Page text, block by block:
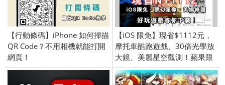
【行動條碼】iPhone 如何掃描
QR Code？不用相機就能打開
網頁！
【iOS 限免】現省$1112元，
摩托車酷跑遊戲、30倍光學放
大鏡、美麗星空觀測！蘋果限
時免費遊戲、應用軟體介紹
(iPhone／iPad) 2016/1/27